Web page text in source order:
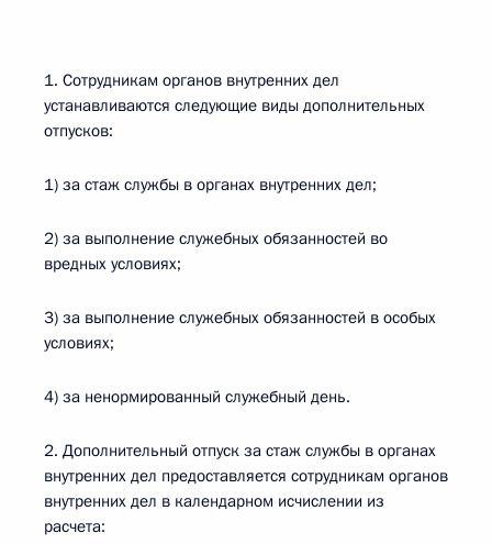
1. Сотрудникам органов внутренних дел
устанавливаются следующие виды дополнительных
отпусков:
1) за стаж службы в органах внутренних дел;
2) за выполнение служебных обязанностей во
вредных условиях;
3) за выполнение служебных обязанностей в особых
условиях;
4) за ненормированный служебный день.
2. Дополнительный отпуск за стаж службы в органах
внутренних дел предоставляется сотрудникам органов
внутренних дел в календарном исчислении из
расчета: